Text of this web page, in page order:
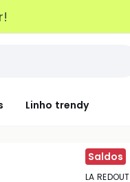
Linho trendy
Saldos
LA